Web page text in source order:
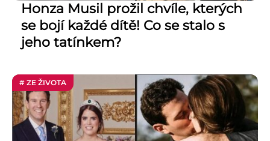
Honza Musil prožil chvíle, kterých
se bojí každé dítě! Co se stalo s
jeho tatínkem?
# ZE ŽIVOTA